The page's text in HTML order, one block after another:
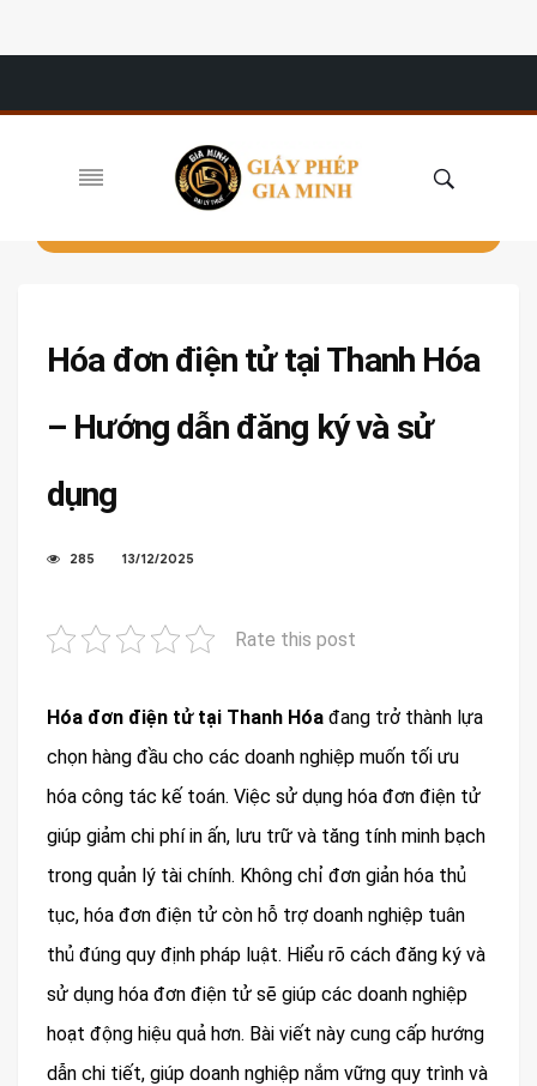
Hóa đơn điện tử tại Thanh Hóa
– Hướng dẫn đăng ký và sử
dụng
285 13/12/2025
Rate this post
Hóa đơn điện tử tại Thanh Hóa đang trở thành lựa
chọn hàng đầu cho các doanh nghiệp muốn tối ưu
hóa công tác kế toán. Việc sử dụng hóa đơn điện tử
giúp giảm chi phí in ấn, lưu trữ và tăng tính minh bạch
trong quản lý tài chính. Không chỉ đơn giản hóa thủ
tục, hóa đơn điện tử còn hỗ trợ doanh nghiệp tuân
thủ đúng quy định pháp luật. Hiểu rõ cách đăng ký và
sử dụng hóa đơn điện tử sẽ giúp các doanh nghiệp
hoạt động hiệu quả hơn. Bài viết này cung cấp hướng
dẫn chi tiết, giúp doanh nghiệp nắm vững quy trình và